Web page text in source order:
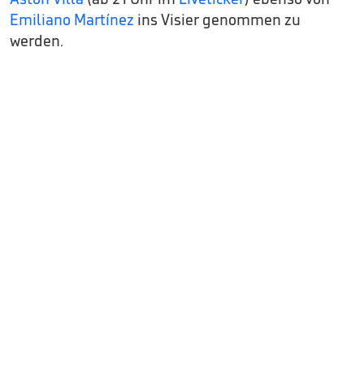
Emiliano Martínez ins Visier genommen zu
werden.